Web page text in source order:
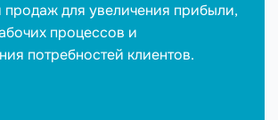
продаж для увеличения прибыли,
процессов и
потребностей клиентов.